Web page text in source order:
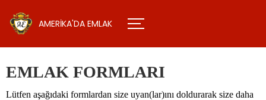
AMERİKA'DA EMLAK
EMLAK FORMLARI
Lütfen aşağıdaki formlardan size uyan(lar)ını doldurarak size daha